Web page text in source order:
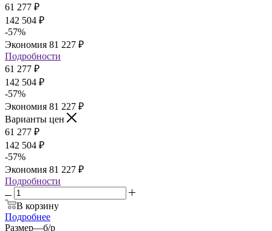
61 277 ₽
142 504 ₽
-57%
Экономия 81 227 ₽
Подробности
61 277 ₽
142 504 ₽
-57%
Экономия 81 227 ₽
Варианты цен
61 277 ₽
142 504 ₽
-57%
Экономия 81 227 ₽
Подробности
В корзину
Подробнее
Размер—б/р